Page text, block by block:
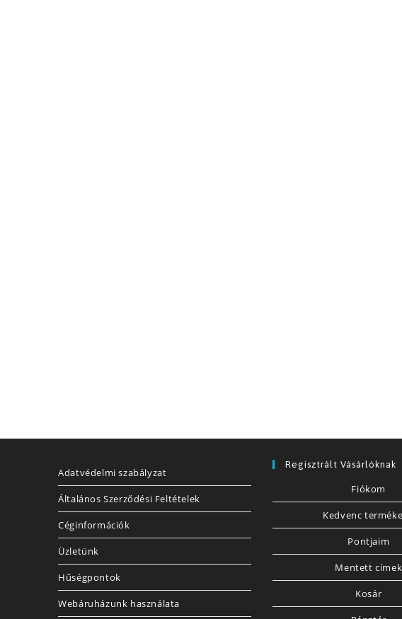
Adatvédelmi szabályzat
Általános Szerződési Feltételek
Céginformációk
Üzletünk
Hűségpontok
Webáruházunk használata
Regisztrált Vásárlóknak
Fiókom
Kedvenc
Pontjaim
Mentett címek
Kosár